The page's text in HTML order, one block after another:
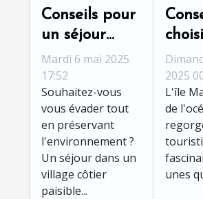
Conseils pour
un séjour
écologique
dans un
village côtier
paisible
Mardi 6 mai 2025
17:52
Souhaitez-vous
vous évader tout
en préservant
l'environnement ?
Un séjour dans un
village côtier
paisible...
l'île
2025
L'île
de
unes